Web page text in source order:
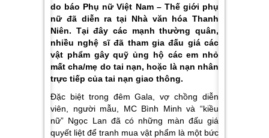
do báo Phụ nữ Việt Nam – Thế giới phụ
nữ đã diễn ra tại Nhà văn hóa Thanh
Niên. Tại đây các mạnh thường quân,
nhiều nghệ sĩ đã tham gia đấu giá các
vật phẩm gây quỹ ủng hộ các em nhỏ
mất cha/mẹ do tai nạn, hoặc là nạn nhân
trực tiếp của tai nạn giao thông.
Đặc biệt trong đêm Gala, vợ chồng diễn
viên, người mẫu, MC Bình Minh và “kiều
nữ” Ngọc Lan đã có những màn đấu giá
quyết liệt để tranh mua vật phẩm là một bức